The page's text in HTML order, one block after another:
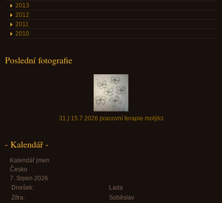
2013
2012
2011
2010
Poslední fotografie
31.) 15.7.2026 pracovní terapie motýlci
- Kalendář -
Kalendář jmen
Česko
7. Srpen 2026
Dnešek:
Lada
Zítra:
Soběslav